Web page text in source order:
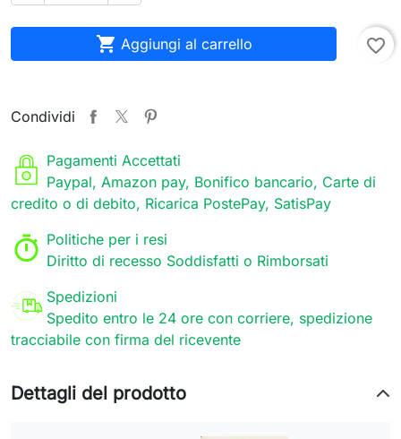
 Aggiungi al carrello favorite_border
Condividi
Pagamenti Accettati
Paypal, Amazon pay, Bonifico bancario, Carte di
credito o di debito, Ricarica PostePay, SatisPay
Politiche per i resi
Diritto di recesso Soddisfatti o Rimborsati
Spedizioni
Spedito entro le 24 ore con corriere, spedizione
tracciabile con firma del ricevente
Dettagli del prodotto